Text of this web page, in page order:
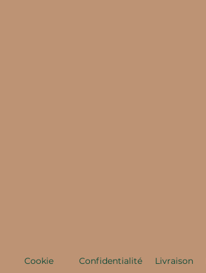
Cookie Confidentialité Livraison